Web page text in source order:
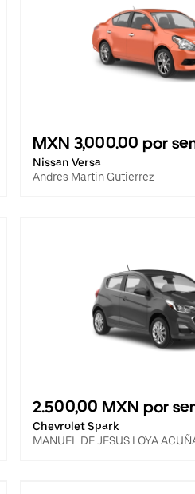
MXN 3,000.00 por
Nissan Versa
Andres Martin Gutierrez
2.500,00 MXN por
Chevrolet Spark
MANUEL DE JESUS LOYA